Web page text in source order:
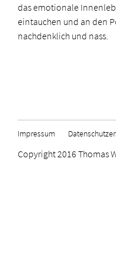
das emotionale
eintauchen und an den
nachdenklich und nass.
Impressum
Copyright 2016 Thomas